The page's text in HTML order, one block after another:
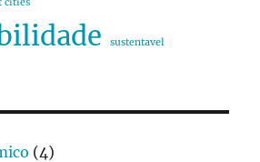
sustentavel
(4)